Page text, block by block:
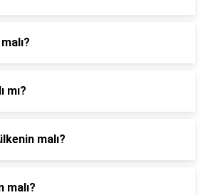
mı?
malı?
malı?